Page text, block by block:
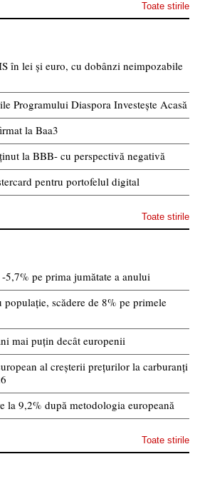
Toate stirile
în lei și euro, cu dobânzi neimpozabile
Programului Diaspora Investește Acasă
la Baa3
la BBB- cu perspectivă negativă
pentru portofelul digital
Toate stirile
5,7% pe prima jumătate a anului
scădere de 8% pe primele
mai puțin decât europenii
al creșterii prețurilor la carburanți
la 9,2% după metodologia europeană
Toate stirile